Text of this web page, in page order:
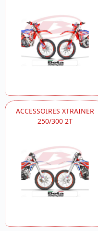
ACCESSOIRES XTRAINER
250/300 2T